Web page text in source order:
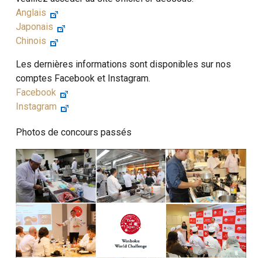
Anglais
Japonais
Chinois
Les dernières informations sont disponibles sur nos
comptes Facebook et Instagram.
Facebook
Instagram
Photos de concours passés